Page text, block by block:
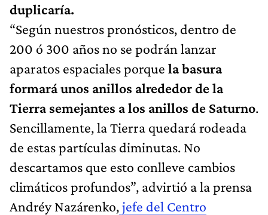
duplicaría.
“Según nuestros pronósticos, dentro de
200 ó 300 años no se podrán lanzar
aparatos espaciales porque la basura
formará unos anillos alrededor de la
Tierra semejantes a los anillos de Saturno.
Sencillamente, la Tierra quedará rodeada
de estas partículas diminutas. No
descartamos que esto conlleve cambios
climáticos profundos”, advirtió a la prensa
Andréy Nazárenko,jefe del Centro